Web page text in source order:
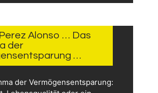
Alonso … Das
der
…
der Vermögensentsparung: